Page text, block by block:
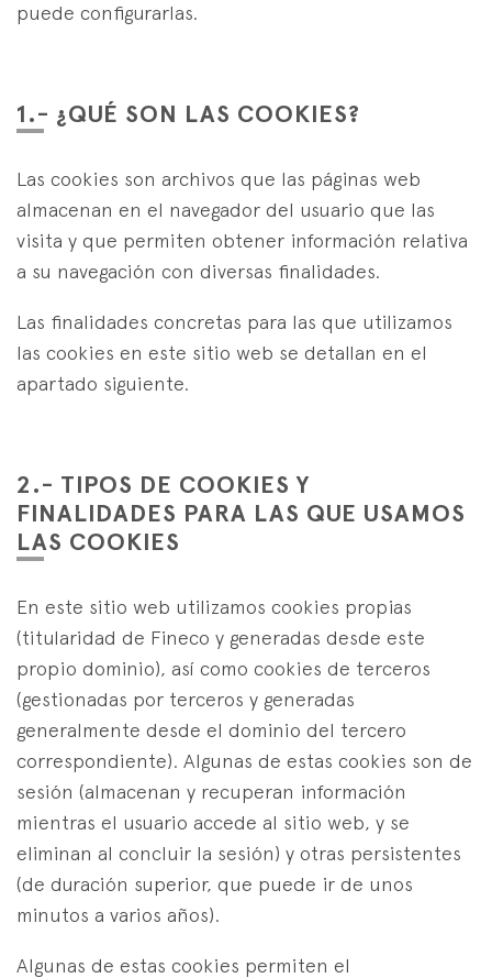
puede configurarlas.
1.- ¿QUÉ SON LAS COOKIES?
Las cookies son archivos que las páginas web
almacenan en el navegador del usuario que las
visita y que permiten obtener información relativa
a su navegación con diversas finalidades.
Las finalidades concretas para las que utilizamos
las cookies en este sitio web se detallan en el
apartado siguiente.
2.- TIPOS DE COOKIES Y
FINALIDADES PARA LAS QUE USAMOS
LAS COOKIES
En este sitio web utilizamos cookies propias
(titularidad de Fineco y generadas desde este
propio dominio), así como cookies de terceros
(gestionadas por terceros y generadas
generalmente desde el dominio del tercero
correspondiente). Algunas de estas cookies son de
sesión (almacenan y recuperan información
mientras el usuario accede al sitio web, y se
eliminan al concluir la sesión) y otras persistentes
(de duración superior, que puede ir de unos
minutos a varios años).
Algunas de estas cookies permiten el